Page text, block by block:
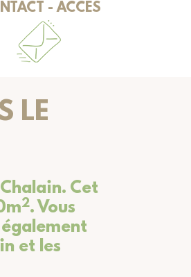
- ACCÈS
LE
Cet
2. Vous
et les